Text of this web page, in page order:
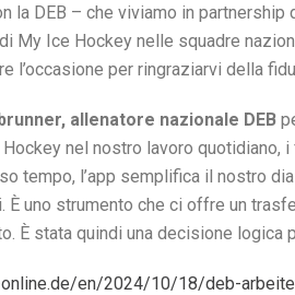
la DEB – che viviamo in
My Ice Hockey nelle squadre
l’occasione per ringraziarvi della
allenatore nazionale DEB
nel nostro lavoro
tempo, l’app semplifica il nostro
È uno strumento che ci offre un
È stata quindi una decisione logica
en/2024/10/18/deb-